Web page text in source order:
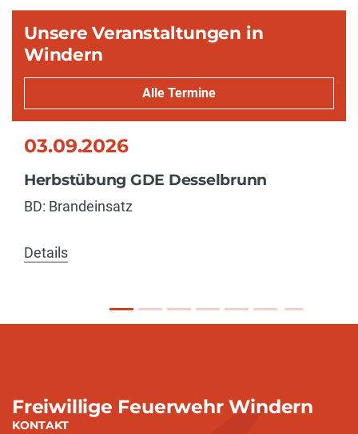
Unsere Veranstaltungen in
Windern
Alle Termine
03.09.2026
Herbstübung GDE Desselbrunn
BD: Brandeinsatz
Details
Freiwillige Feuerwehr Windern
KONTAKT